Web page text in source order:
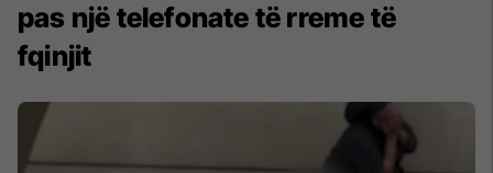
pas një telefonate të rreme të
fqinjit